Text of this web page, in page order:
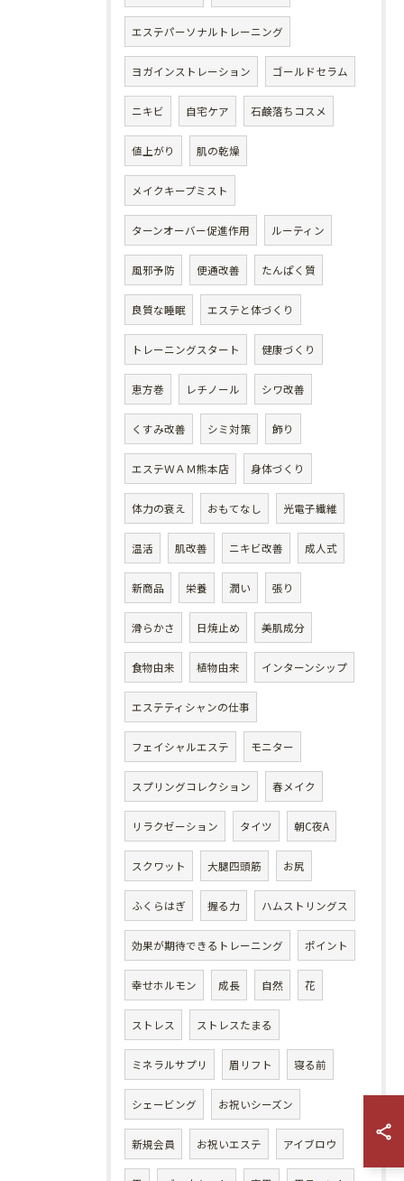
エステパーソナルトレーニング
ヨガインストレーション ゴールドセラム
ニキビ 自宅ケア 石鹸落ちコスメ
値上がり 肌の乾燥
メイクキープミスト
ターンオーバー促進作用 ルーティン
風邪予防 便通改善 たんぱく質
良質な睡眠 エステと体づくり
トレーニングスタート 健康づくり
恵方巻 レチノール シワ改善
くすみ改善 シミ対策 飾り
エステＷＡＭ熊本店 身体づくり
体力の衰え おもてなし 光電子繊維
温活 肌改善 ニキビ改善 成人式
新商品 栄養 潤い 張り
滑らかさ 日焼止め 美肌成分
食物由来 植物由来 インターンシップ
エステティシャンの仕事
フェイシャルエステ モニター
スプリングコレクション 春メイク
リラクゼーション タイツ 朝C夜A
スクワット 大腿四頭筋 お尻
ふくらはぎ 握る力 ハムストリングス
効果が期待できるトレーニング ポイント
幸せホルモン 成長 自然 花
ストレス ストレスたまる
ミネラルサプリ 眉リフト 寝る前
シェービング お祝いシーズン
新規会員 お祝いエステ アイブロウ